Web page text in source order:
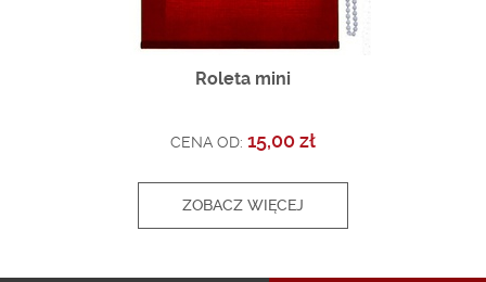
Roleta mini
CENA OD: 15,00 zł
ZOBACZ WIĘCEJ